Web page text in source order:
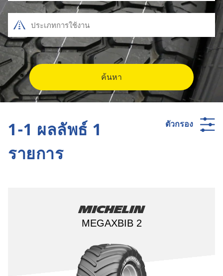
ค้นหา
ตัวกรอง
1-1 ผลลัพธ์ 1
รายการ
Michelin
MEGAXBIB 2​